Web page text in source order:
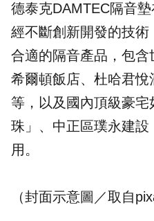
德泰克DAMTEC隔音
經不斷創新開發的技
合適的隔音產品，包含
希爾頓飯店、 杜哈君悅
等，以及國內頂級豪宅
珠 」、中正區璞永建設
用。
（封面示意圖／取自